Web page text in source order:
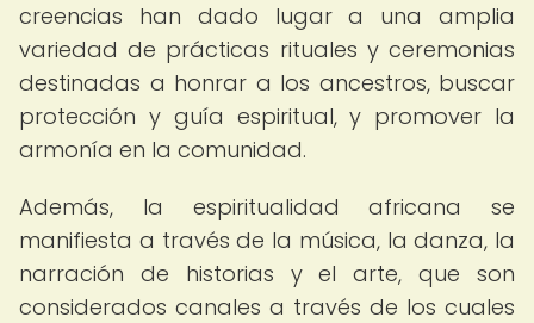
creencias han dado lugar a una amplia
variedad de prácticas rituales y ceremonias
destinadas a honrar a los ancestros, buscar
protección y guía espiritual, y promover la
armonía en la comunidad.
Además, la espiritualidad africana se
manifiesta a través de la música, la danza, la
narración de historias y el arte, que son
considerados canales a través de los cuales